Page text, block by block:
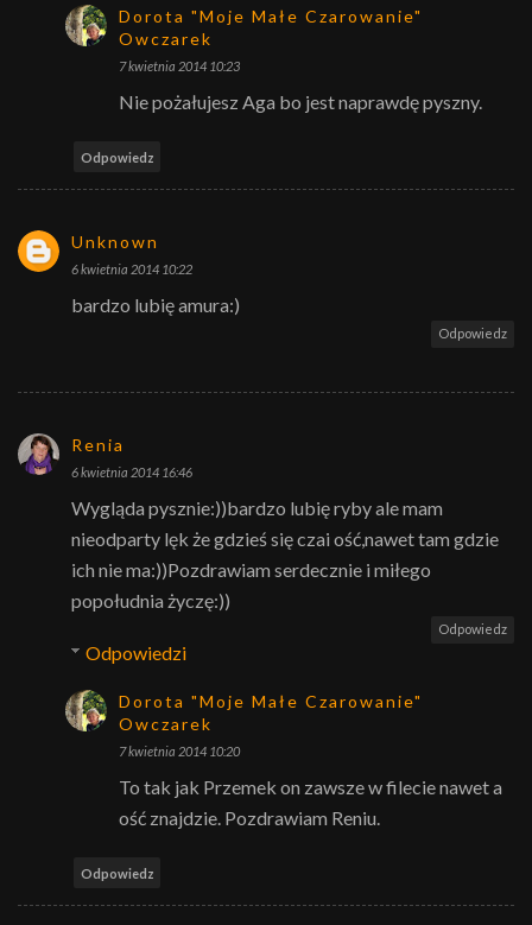
Dorota "Moje Małe Czarowanie"
Owczarek
7 kwietnia 2014 10:23
Nie pożałujesz Aga bo jest naprawdę pyszny.
Odpowiedz
Unknown
6 kwietnia 2014 10:22
bardzo lubię amura:)
Odpowiedz
Renia
6 kwietnia 2014 16:46
Wygląda pysznie:))bardzo lubię ryby ale mam
nieodparty lęk że gdzieś się czai ość,nawet tam gdzie
ich nie ma:))Pozdrawiam serdecznie i miłego
popołudnia życzę:))
Odpowiedz
Odpowiedzi
Dorota "Moje Małe Czarowanie"
Owczarek
7 kwietnia 2014 10:20
To tak jak Przemek on zawsze w filecie nawet a
ość znajdzie. Pozdrawiam Reniu.
Odpowiedz